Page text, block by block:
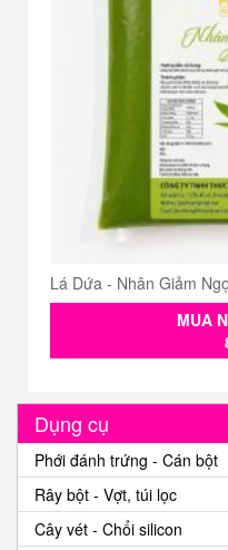
Lá Dứa - Nhân Giảm
MUA
Dụng cụ
Phới đánh trứng - Cán bột
Rây bột - Vợt, túi lọc
Cây vét - Chổi silicon